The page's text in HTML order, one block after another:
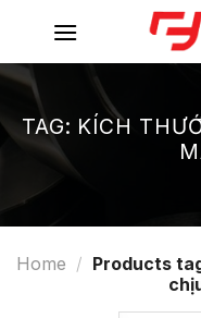
content
TAG: KÍCH
Home / Products